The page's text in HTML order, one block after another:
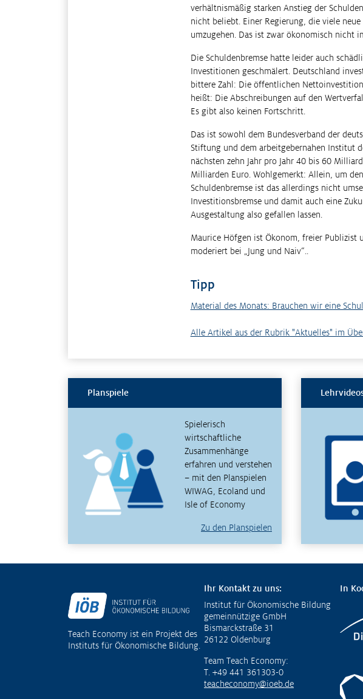
verhältnismäßig starken Anstieg der
nicht beliebt. Einer Regierung, die viele
umzugehen. Das ist zwar ökonomisch nicht
Die Schuldenbremse hatte leider auch
Investitionen geschmälert. Deutschland
bittere Zahl: Die öffentlichen
heißt: Die Abschreibungen auf den
Es gibt also keinen Fortschritt.
Das ist sowohl dem Bundesverband der
Stiftung und dem arbeitgebernahen Institut
nächsten zehn Jahr pro Jahr 40 bis 60
Milliarden Euro. Wohlgemerkt: Allein, um
Schuldenbremse ist das allerdings nicht
Investitionsbremse und damit auch eine
Ausgestaltung also gefallen lassen.
Maurice Höfgen ist Ökonom, freier Publizist
moderiert bei „Jung und Naiv“..
Tipp
Material des Monats: Brauchen wir eine
Alle Artikel aus der Rubrik "Aktuelles" im
Planspiele
Spielerisch
wirtschaftliche
Zusammenhänge
erfahren und verstehen
– mit den Planspielen
WIWAG, Ecoland und
Isle of Economy
Zu den Planspielen
Fußzeile
Teach Economy ist ein Projekt des
Instituts für Ökonomische Bildung.
Ihr Kontakt zu uns:
Institut für Ökonomische Bildung
gemeinnützige GmbH
Bismarckstraße 31
26122 Oldenburg
Team Teach Economy:
T. +49 441 361303-0
teacheconomy@ioeb.de
In